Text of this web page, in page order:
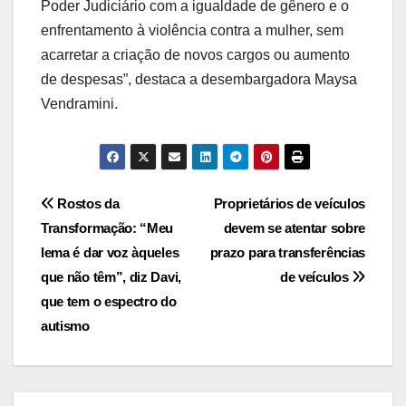
Poder Judiciário com a igualdade de gênero e o
enfrentamento à violência contra a mulher, sem
acarretar a criação de novos cargos ou aumento
de despesas”, destaca a desembargadora Maysa
Vendramini.
Post
navigation
Proprietários de veículos
devem se atentar sobre
prazo para transferências
de veículos
Rostos da
Transformação: “Meu
lema é dar voz àqueles
que não têm”, diz Davi,
que tem o espectro do
autismo